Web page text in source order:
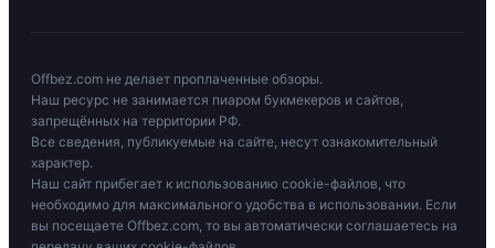
Offbez.com не делает проплаченные обзоры.
Наш ресурс не занимается пиаром букмекеров и сайтов,
запрещённых на территории РФ.
Все сведения, публикуемые на сайте, несут ознакомительный
характер.
Наш сайт прибегает к использованию cookie-файлов, что
необходимо для максимального удобства в использовании. Если
вы посещаете Offbez.com, то вы автоматически соглашаетесь на